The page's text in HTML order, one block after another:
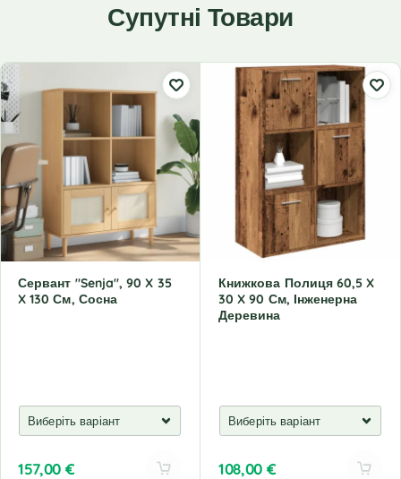
Супутні Товари
Сервант "Senja", 90 X 35
X 130 См, Сосна
157,00 €
Книжкова Полиця 60,5 X
30 X 90 См, Інженерна
Деревина
108,00 €